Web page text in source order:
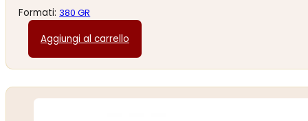
Formati:380 GR
Aggiungi al carrello